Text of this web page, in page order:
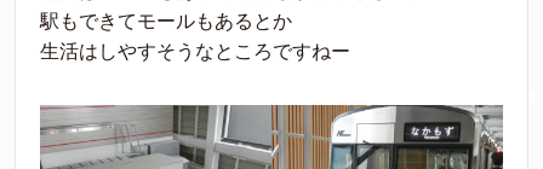
駅もできてモールもあるとか
生活はしやすそうなところですねー